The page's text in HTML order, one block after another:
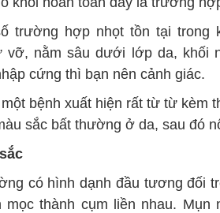
trường hợp nhọt tồn tại trong
vỡ, nằm sâu dưới lớp da, khối
cứng thì bạn nên cảnh giác.
bệnh xuất hiện rất từ từ kèm
sắc bất thường ở da, sau đó
có hình dạnh đầu tương đối
thành cụm liền nhau. Mụn